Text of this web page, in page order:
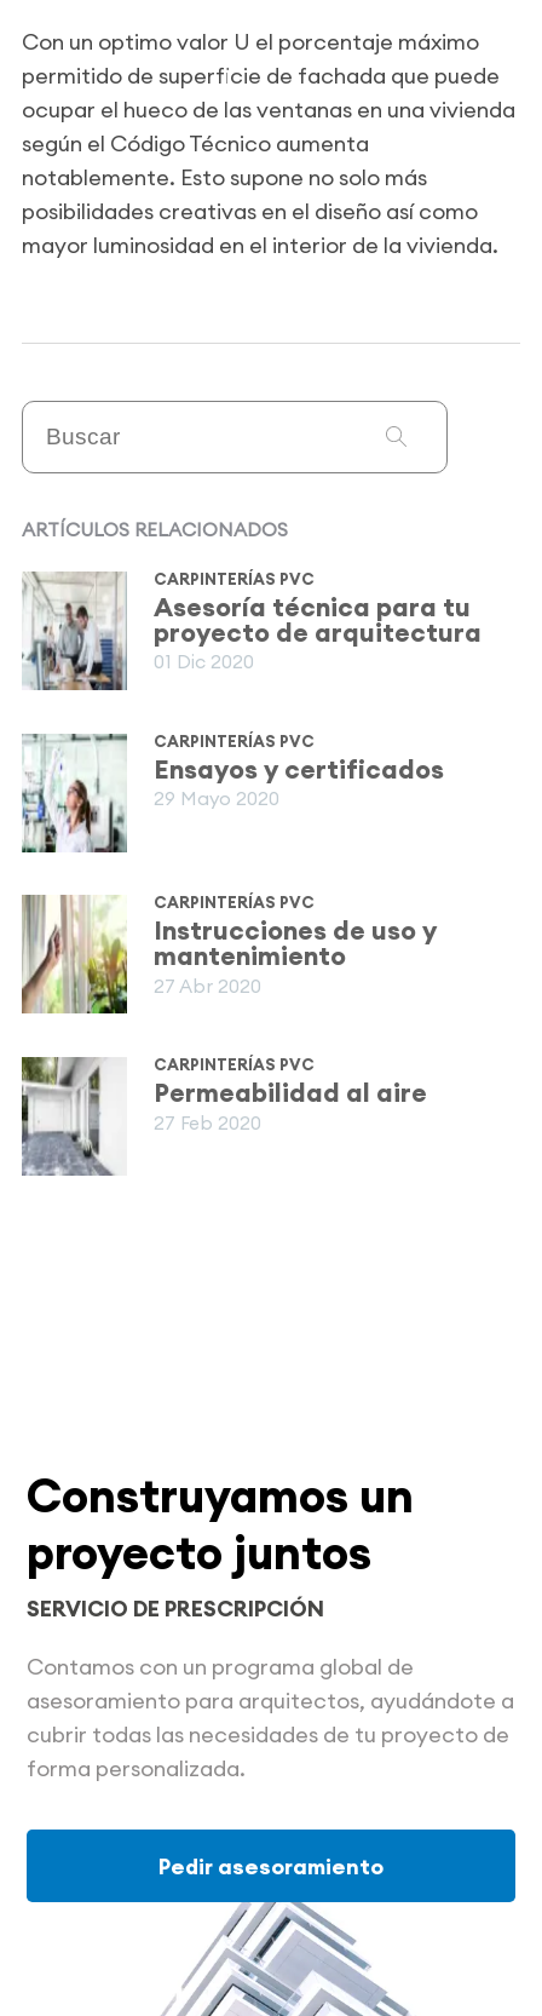
Con un optimo valor U el porcentaje máximo
permitido de superficie de fachada que puede
ocupar el hueco de las ventanas en una vivienda
según el Código Técnico aumenta
notablemente. Esto supone no solo más
posibilidades creativas en el diseño así como
mayor luminosidad en el interior de la vivienda.
ARTÍCULOS RELACIONADOS
CARPINTERÍAS PVC
Asesoría técnica para tu
proyecto de arquitectura
01 Dic 2020
CARPINTERÍAS PVC
Ensayos y certificados
29 Mayo 2020
CARPINTERÍAS PVC
Instrucciones de uso y
mantenimiento
27 Abr 2020
CARPINTERÍAS PVC
Permeabilidad al aire
27 Feb 2020
Construyamos un
proyecto juntos
SERVICIO DE PRESCRIPCIÓN
Contamos con un programa global de
asesoramiento para arquitectos, ayudándote a
cubrir todas las necesidades de tu proyecto de
forma personalizada.
Pedir asesoramiento